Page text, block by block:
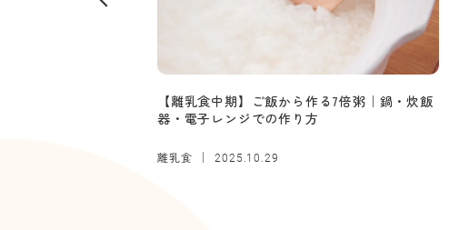
【離乳食中期】ご飯から作る7倍粥｜鍋・炊飯
器・電子レンジでの作り方
離乳食 2025.10.29